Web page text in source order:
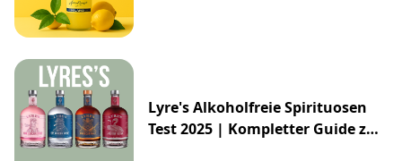
Lyre's Alkoholfreie Spirituosen
Test 2025 | Kompletter Guide zur